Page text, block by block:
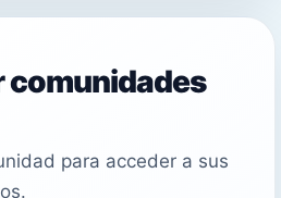
comunidades
para acceder a sus